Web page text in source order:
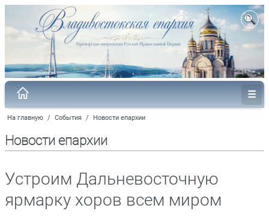
На главную / События / Новости епархии
Новости епархии
Устроим Дальневосточную
ярмарку хоров всем миром